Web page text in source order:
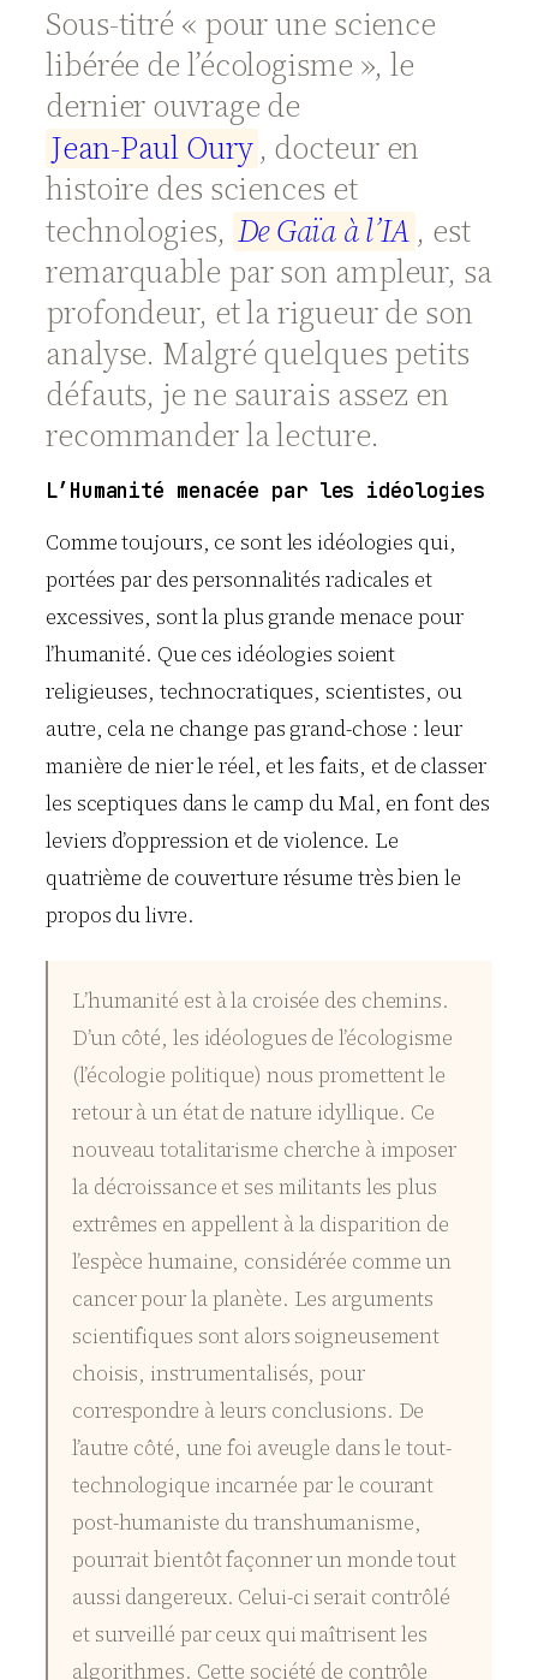
Sous-titré « pour une science
libérée de l’écologisme », le
dernier ouvrage de
Jean-Paul Oury , docteur en
histoire des sciences et
technologies, DeGaïaàl’IA , est
remarquable par son ampleur, sa
profondeur, et la rigueur de son
analyse. Malgré quelques petits
défauts, je ne saurais assez en
recommander la lecture.
L’Humanité menacée par les idéologies
Comme toujours, ce sont les idéologies qui,
portées par des personnalités radicales et
excessives, sont la plus grande menace pour
l’humanité. Que ces idéologies soient
religieuses, technocratiques, scientistes, ou
autre, cela ne change pas grand-chose : leur
manière de nier le réel, et les faits, et de classer
les sceptiques dans le camp du Mal, en font des
leviers d’oppression et de violence. Le
quatrième de couverture résume très bien le
propos du livre.
L’humanité est à la croisée des chemins.
D’un côté, les idéologues de l’écologisme
(l’écologie politique) nous promettent le
retour à un état de nature idyllique. Ce
nouveau totalitarisme cherche à imposer
la décroissance et ses militants les plus
extrêmes en appellent à la disparition de
l’espèce humaine, considérée comme un
cancer pour la planète. Les arguments
scientifiques sont alors soigneusement
choisis, instrumentalisés, pour
correspondre à leurs conclusions. De
l’autre côté, une foi aveugle dans le tout-
technologique incarnée par le courant
post-humaniste du transhumanisme,
pourrait bientôt façonner un monde tout
aussi dangereux. Celui-ci serait contrôlé
et surveillé par ceux qui maîtrisent les
algorithmes. Cette société de contrôle